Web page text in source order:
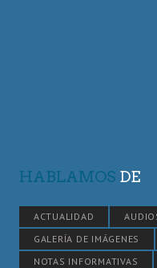
HABLAMOS DE
ACTUALIDAD
GALERÍA DE IMÁGENES
NOTAS INFORMATIVAS